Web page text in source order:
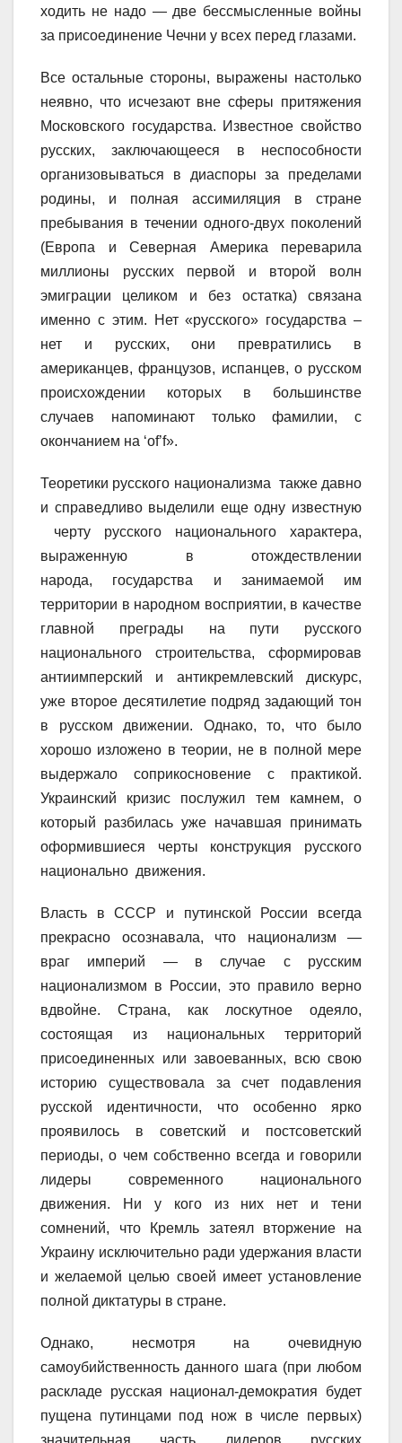
ходить не надо — две бессмысленные войны
за присоединение Чечни у всех перед глазами.
Все остальные стороны, выражены настолько
неявно, что исчезают вне сферы притяжения
Московского государства. Известное свойство
русских, заключающееся в неспособности
организовываться в диаспоры за пределами
родины, и полная ассимиляция в стране
пребывания в течении одного-двух поколений
(Европа и Северная Америка переварила
миллионы русских первой и второй волн
эмиграции целиком и без остатка) связана
именно с этим. Нет «русского» государства –
нет и русских, они превратились в
американцев, французов, испанцев, о русском
происхождении которых в большинстве
случаев напоминают только фамилии, с
окончанием на ‘of’f».
Теоретики русского национализма также давно
и справедливо выделили еще одну известную
черту русского национального характера,
выраженную в отождествлении
народа, государства и занимаемой им
территории в народном восприятии, в качестве
главной преграды на пути русского
национального строительства, сформировав
антиимперский и антикремлевский дискурс,
уже второе десятилетие подряд задающий тон
в русском движении. Однако, то, что было
хорошо изложено в теории, не в полной мере
выдержало соприкосновение с практикой.
Украинский кризис послужил тем камнем, о
который разбилась уже начавшая принимать
оформившиеся черты конструкция русского
национально движения.
Власть в СССР и путинской России всегда
прекрасно осознавала, что национализм —
враг империй — в случае с русским
национализмом в России, это правило верно
вдвойне. Страна, как лоскутное одеяло,
состоящая из национальных территорий
присоединенных или завоеванных, всю свою
историю существовала за счет подавления
русской идентичности, что особенно ярко
проявилось в советский и постсоветский
периоды, о чем собственно всегда и говорили
лидеры современного национального
движения. Ни у кого из них нет и тени
сомнений, что Кремль затеял вторжение на
Украину исключительно ради удержания власти
и желаемой целью своей имеет установление
полной диктатуры в стране.
Однако, несмотря на очевидную
самоубийственность данного шага (при любом
раскладе русская национал-демократия будет
пущена путинцами под нож в числе первых)
значительная часть лидеров русских